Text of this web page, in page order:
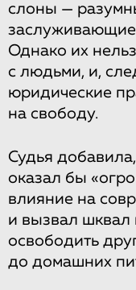
слоны —
заслуживающие
Однако их
с людьми, и,
юридические
на свободу.
Судья
оказал бы
влияние на
и вызвал шквал
освободить
до домашних